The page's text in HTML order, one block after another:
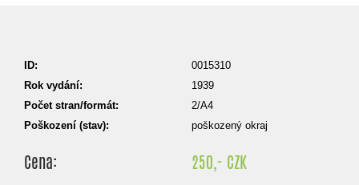
ID:
0015310
Rok vydání:
1939
Počet stran/formát:
2/A4
Poškození (stav):
poškozený okraj
Cena: 250,- CZK